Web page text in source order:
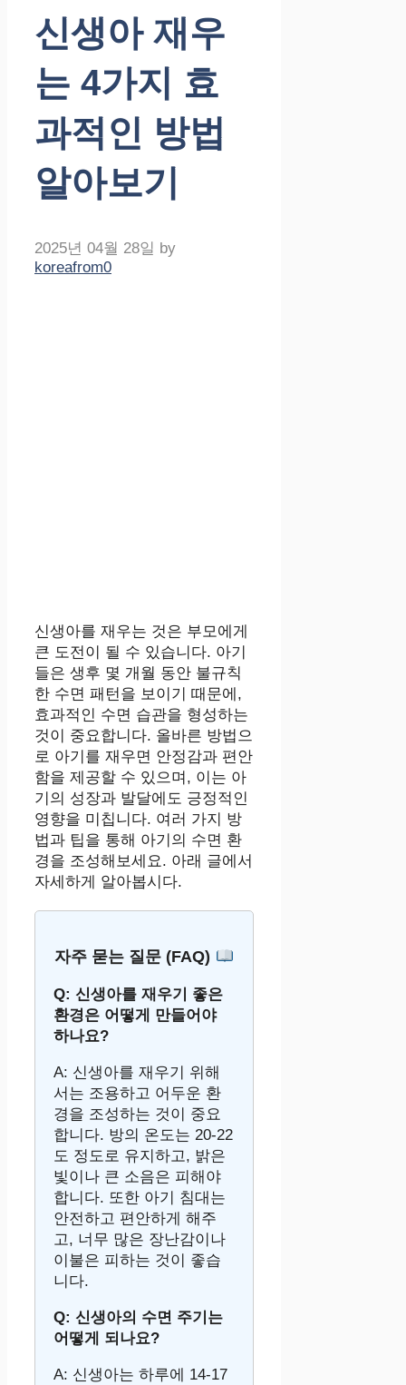
신생아 재우
는 4가지 효
과적인 방법
알아보기
2025년 04월 28일 by
koreafrom0
신생아를 재우는 것은 부모에게
큰 도전이 될 수 있습니다. 아기
들은 생후 몇 개월 동안 불규칙
한 수면 패턴을 보이기 때문에,
효과적인 수면 습관을 형성하는
것이 중요합니다. 올바른 방법으
로 아기를 재우면 안정감과 편안
함을 제공할 수 있으며, 이는 아
기의 성장과 발달에도 긍정적인
영향을 미칩니다. 여러 가지 방
법과 팁을 통해 아기의 수면 환
경을 조성해보세요. 아래 글에서
자세하게 알아봅시다.
자주 묻는 질문 (FAQ)
Q: 신생아를 재우기 좋은
환경은 어떻게 만들어야
하나요?
A: 신생아를 재우기 위해
서는 조용하고 어두운 환
경을 조성하는 것이 중요
합니다. 방의 온도는 20-22
도 정도로 유지하고, 밝은
빛이나 큰 소음은 피해야
합니다. 또한 아기 침대는
안전하고 편안하게 해주
고, 너무 많은 장난감이나
이불은 피하는 것이 좋습
니다.
Q: 신생아의 수면 주기는
어떻게 되나요?
A: 신생아는 하루에 14-17